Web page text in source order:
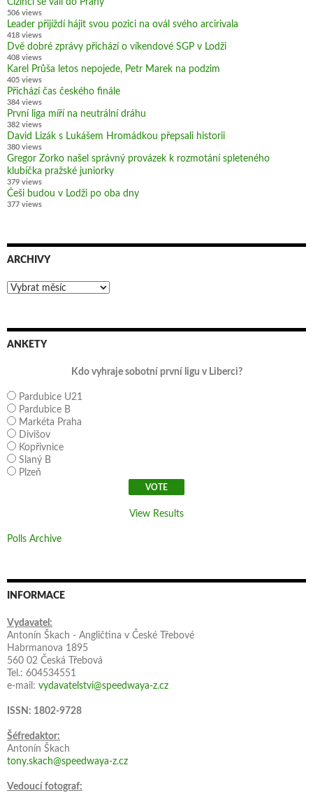
506 views
Leader přijíždí hájit svou pozici na ovál svého arcirivala
418 views
Dvě dobré zprávy přichází o víkendové SGP v Lodži
408 views
Karel Průša letos nepojede, Petr Marek na podzim
405 views
Přichází čas českého finále
384 views
První liga míří na neutrální dráhu
382 views
David Lizák s Lukášem Hromádkou přepsali historii
380 views
Gregor Zorko našel správný provázek k rozmotání spleteného
klubíčka pražské juniorky
379 views
Češi budou v Lodži po oba dny
377 views
ARCHIVY
Archivy
ANKETY
Kdo vyhraje sobotní první ligu v Liberci?
Pardubice U21
Pardubice B
Markéta Praha
Divišov
Kopřivnice
Slaný B
Plzeň
View Results
Polls Archive
INFORMACE
Vydavatel:
Antonín Škach - Angličtina v České Třebové
Habrmanova 1895
560 02 Česká Třebová
Tel.: 604534551
e-mail: vydavatelstvi@speedwaya-z.cz
ISSN: 1802-9728
Šéfredaktor:
Antonín Škach
tony.skach@speedwaya-z.cz
Vedoucí fotograf: